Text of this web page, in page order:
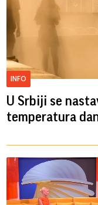
INFO
U Srbiji se
temperatura